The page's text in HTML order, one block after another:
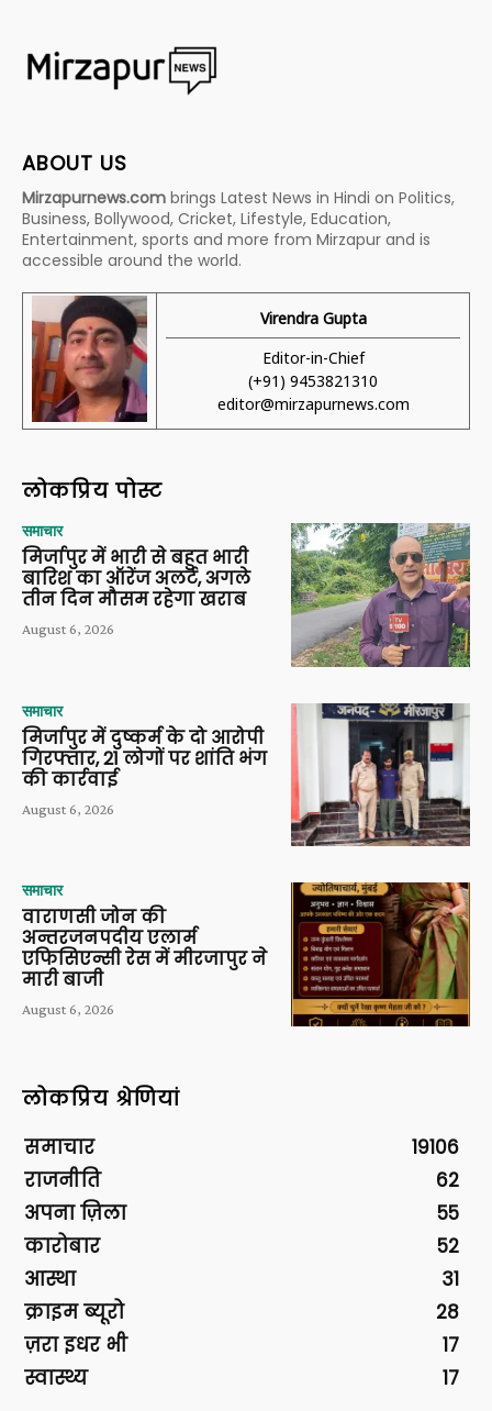
ABOUT US
Mirzapurnews.com brings Latest News in Hindi on Politics,
Business, Bollywood, Cricket, Lifestyle, Education,
Entertainment, sports and more from Mirzapur and is
accessible around the world.
Virendra Gupta
Editor-in-Chief
(+91) 9453821310
editor@mirzapurnews.com
लोकप्रिय पोस्ट
समाचार
मिर्जापुर में भारी से बहुत भारी
बारिश का ऑरेंज अलर्ट, अगले
तीन दिन मौसम रहेगा खराब
August 6, 2026
समाचार
मिर्जापुर में दुष्कर्म के दो आरोपी
गिरफ्तार, 21 लोगों पर शांति भंग
की कार्रवाई
August 6, 2026
समाचार
वाराणसी जोन की
अन्तरजनपदीय एलार्म
एफिसिएन्सी रेस में मीरजापुर ने
मारी बाजी
August 6, 2026
लोकप्रिय श्रेणियां
समाचार
19106
राजनीति
62
अपना ज़िला
55
कारोबार
52
आस्था
31
क्राइम ब्यूरो
28
ज़रा इधर भी
17
स्वास्थ्य
17